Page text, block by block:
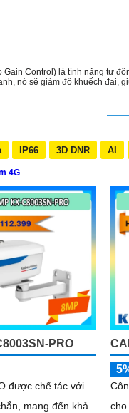
Gain Control) là tính năng tự
nó sẽ giảm độ khuếch đại,
IP66 3D DNR AI
4G
PRO
được chế tác với
mang đến khả